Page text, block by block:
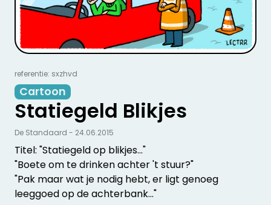
referentie: sxzhvd
Cartoon
Statiegeld Blikjes
Titel: "Statiegeld op blikjes..."
"Boete om te drinken achter 't stuur?"
"Pak maar wat je nodig hebt, er ligt genoeg
leeggoed op de achterbank..."
De Standaard - 24.06.2015